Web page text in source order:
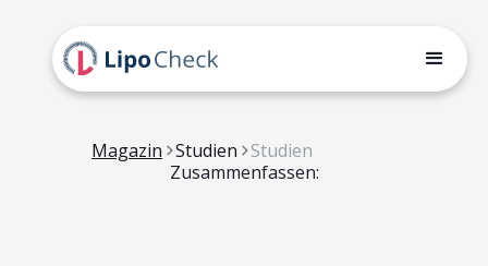
Magazin Studien
Studien
Zusammenfassen: